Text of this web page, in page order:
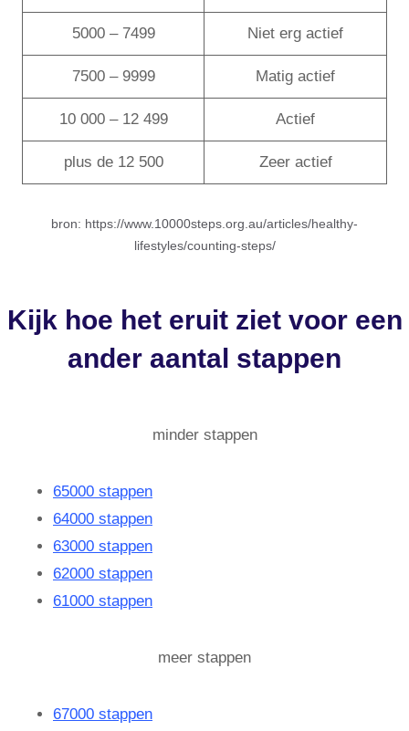
5000 – 7499 Niet erg actief
7500 – 9999 Matig actief
10 000 – 12 499 Actief
plus de 12 500 Zeer actief
bron: https://www.10000steps.org.au/articles/healthy-
lifestyles/counting-steps/
Kijk hoe het eruit ziet voor een
ander aantal stappen
minder stappen
65000 stappen
64000 stappen
63000 stappen
62000 stappen
61000 stappen
meer stappen
67000 stappen